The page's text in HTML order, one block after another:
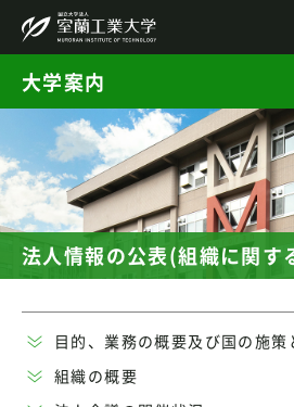
法人情報の公表(組織に関す
目的、業務の概要及び国の施策
組織の概要
大学案内